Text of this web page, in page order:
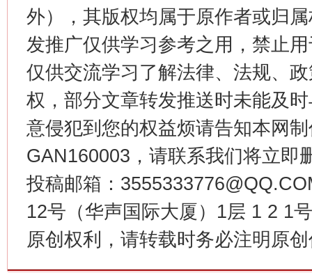
外），其版权均属于原作者或归
发推广仅供学习参考之用，禁止
仅供交流学习了解法律、法规、
权，部分文章转发推送时未能及
意侵犯到您的权益烦请告知本网
GAN160003，请联系我们将立即
投稿邮箱：
12号（华声国际大厦）1层 1 2 1
原创权利，请转载时务必注明原
今